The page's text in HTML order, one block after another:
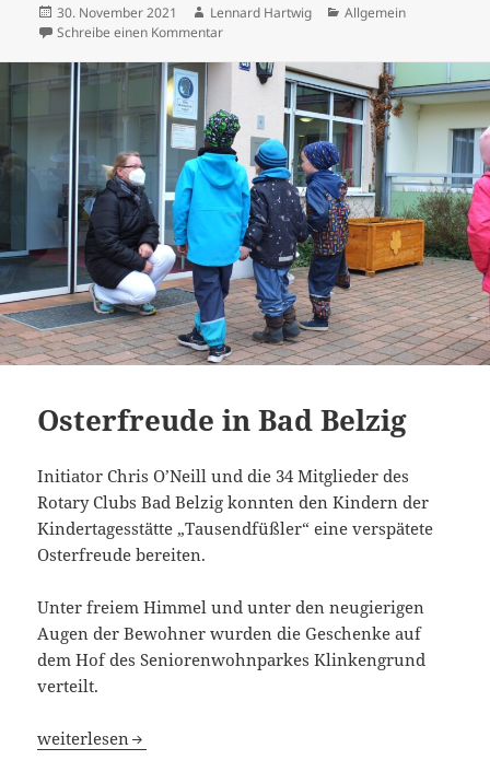
Veröffentlicht
am
30. November 2021 Autor
Lennard Hartwig Kategorien
Allgemein
Schreibe einen Kommentarzu Adventskalender Quiz 2021 – So
Osterfreude in Bad Belzig
Initiator Chris O’Neill und die 34 Mitglieder des
Rotary Clubs Bad Belzig konnten den Kindern der
Kindertagesstätte „Tausendfüßler“ eine verspätete
Osterfreude bereiten.
Unter freiem Himmel und unter den neugierigen
Augen der Bewohner wurden die Geschenke auf
dem Hof des Seniorenwohnparkes Klinkengrund
verteilt.
Osterfreude in Bad Belzig
weiterlesen